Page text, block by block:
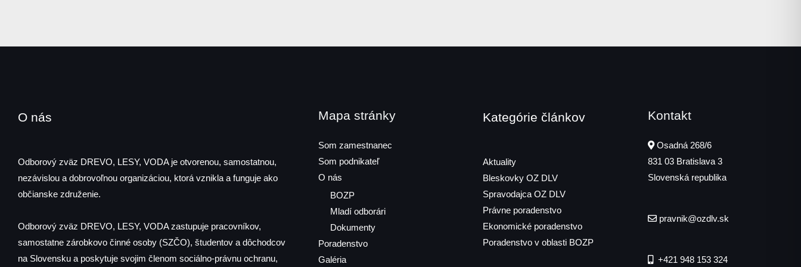
O nás
Odborový zväz DREVO, LESY, VODA je otvorenou, samostatnou,
nezávislou a dobrovoľnou organizáciou, ktorá vznikla a funguje ako
občianske združenie.
Odborový zväz DREVO, LESY, VODA zastupuje pracovníkov,
samostatne zárobkovo činné osoby (SZČO), študentov a dôchodcov
na Slovensku a poskytuje svojim členom sociálno-právnu ochranu,
Mapa stránky
Som zamestnanec
Som podnikateľ
O nás
BOZP
Mladí odborári
Dokumenty
Poradenstvo
Galéria
Kategórie článkov
Aktuality
Bleskovky OZ DLV
Spravodajca OZ DLV
Právne poradenstvo
Ekonomické poradenstvo
Poradenstvo v oblasti BOZP
Kontakt
Osadná 268/6
831 03 Bratislava 3
Slovenská republika
pravnik@ozdlv.sk
+421 948 153 324